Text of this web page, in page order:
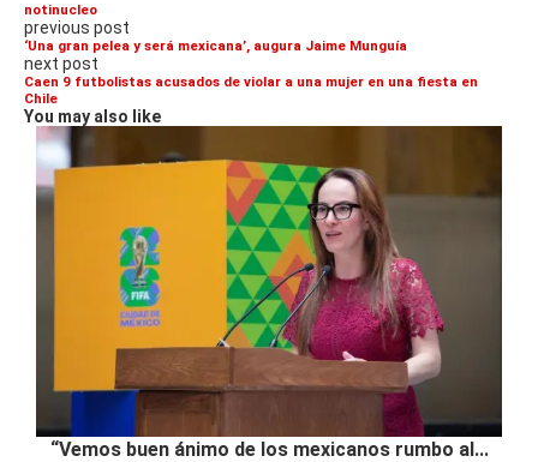
notinucleo
previous post
‘Una gran pelea y será mexicana’, augura Jaime Munguía
next post
Caen 9 futbolistas acusados de violar a una mujer en una fiesta en
Chile
You may also like
“Vemos buen ánimo de los mexicanos rumbo al...